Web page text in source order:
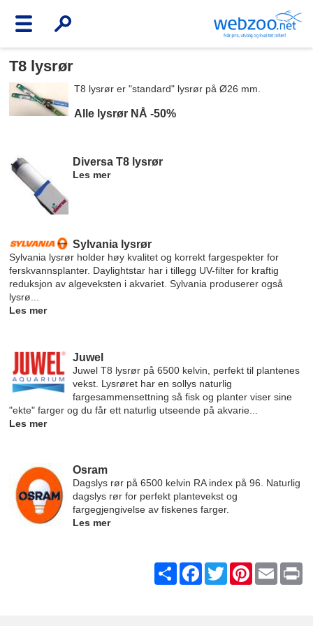
T8 lysrør
T8 lysrør er "standard" lysrør på Ø26 mm.
Alle lysrør NÅ -50%
Diversa T8 lysrør
Les mer
Sylvania lysrør
Sylvania lysrør holder høy kvalitet og korrekt fargespekter for
ferskvannsplanter. Daylightstar har i tillegg UV-filter for kraftig
reduksjon av algeveksten i akvariet. Sylvania produserer også
lysrø...
Les mer
Juwel
Juwel T8 lysrør på 6500 kelvin, perfekt til plantenes
vekst. Lysrøret har en sollys naturlig
fargesammensettning så fisk og planter viser sine
"ekte" farger og du får ett naturlig utseende på akvarie...
Les mer
Osram
Dagslys rør på 6500 kelvin RA index på 96. Naturlig
dagslys rør for perfekt plantevekst og
fargegjengivelse av fiskenes farger.
Les mer
ShareFacebook
TwitterPinterest
Email